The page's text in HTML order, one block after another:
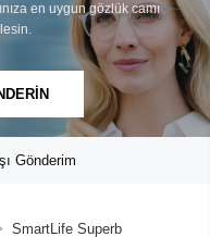
en uygun gözlük camı
Gönderim
SmartLife Superb